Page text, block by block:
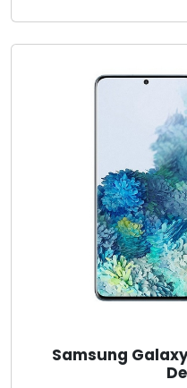
Samsung